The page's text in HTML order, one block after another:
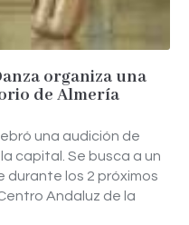
organiza una
de Almería
una audición de
capital. Se busca a un
durante los 2 próximos
Andaluz de la